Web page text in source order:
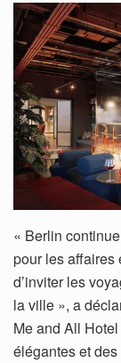
« Berlin
pour les affaires
d’inviter les
la ville », a
Me and All
élégantes et